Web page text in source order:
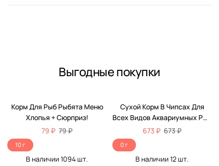
Выгодные покупки
Корм Для Рыб Рыбята Меню
Хлопья + Сюрприз!
79 ₽ 79 ₽
10 г
В наличии 1094 шт.
Сухой Корм В Чипсах Для
Всех Видов Аквариумных Рыб
Tetra (Тетра) PRO Energy Для
Дополнительной Энергии И
Повышения Жизненных Сил
Баночка 300мл (250мл + 20%
673 ₽ 673 ₽
0 г
В наличии 12 шт.